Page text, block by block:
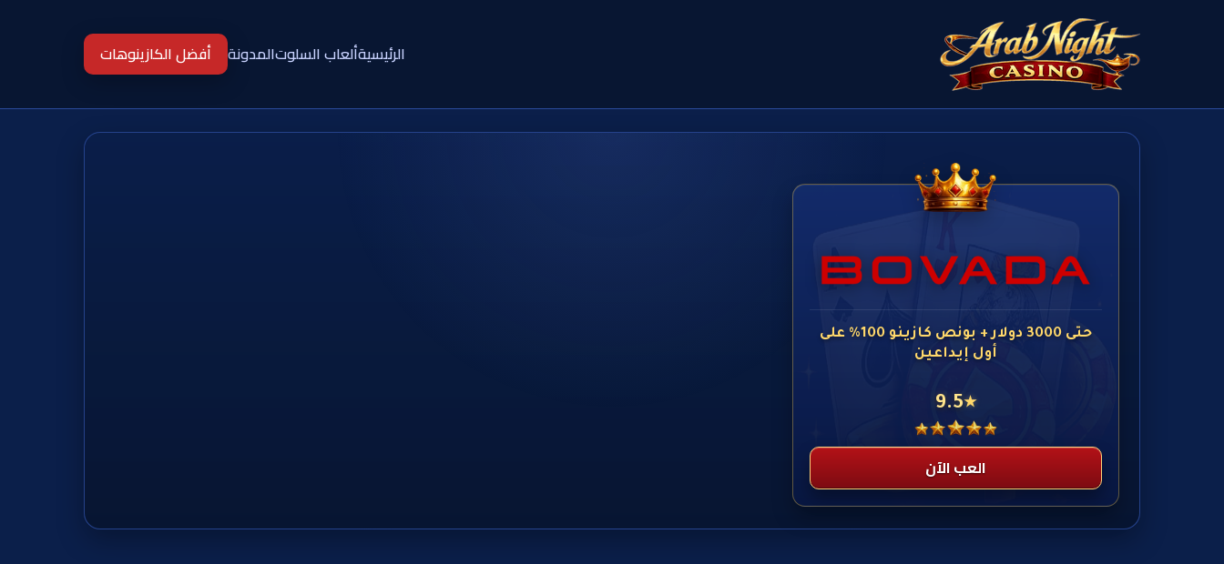
الرئيسيةألعاب السلوتالمدونة أفضل الكازينوهات
حتى 3000 دولار + بونص كازينو 100% على
أول إيداعين
★
9.5
العب الآن